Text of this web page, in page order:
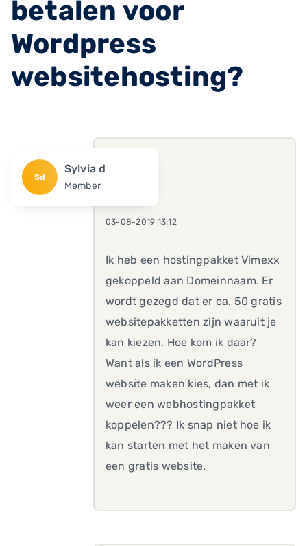
betalen voor
Wordpress
websitehosting?
Sd
Sylvia d
Member
03-08-2019 13:12
Ik heb een hostingpakket Vimexx
gekoppeld aan Domeinnaam. Er
wordt gezegd dat er ca. 50 gratis
websitepakketten zijn waaruit je
kan kiezen. Hoe kom ik daar?
Want als ik een WordPress
website maken kies, dan met ik
weer een webhostingpakket
koppelen??? Ik snap niet hoe ik
kan starten met het maken van
een gratis website.